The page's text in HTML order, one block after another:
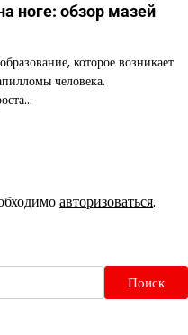
ноге: обзор мазей
которое возникает
человека.
авторизоваться.
Поиск